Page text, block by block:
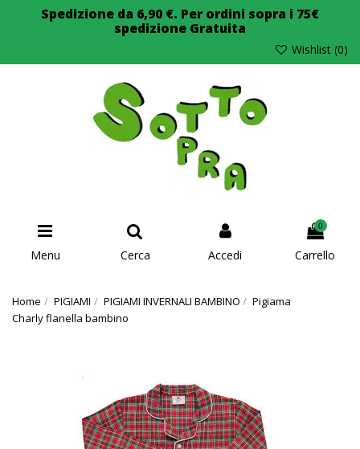
Spedizione da 6,90 €. Per ordini sopra i 75€
spedizione Gratuita
Wishlist (0)
Menu Cerca Accedi
0
Carrello
Home PIGIAMI PIGIAMI INVERNALI BAMBINO
Pigiama
Charly flanella bambino